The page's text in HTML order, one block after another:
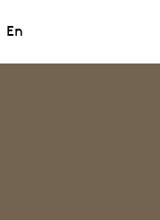
En